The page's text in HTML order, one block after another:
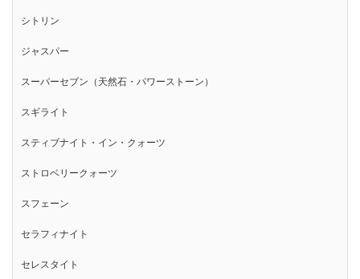
シトリン
ジャスパー
スーパーセブン（天然石・パワーストーン）
スギライト
スティブナイト・イン・クォーツ
ストロベリークォーツ
スフェーン
セラフィナイト
セレスタイト